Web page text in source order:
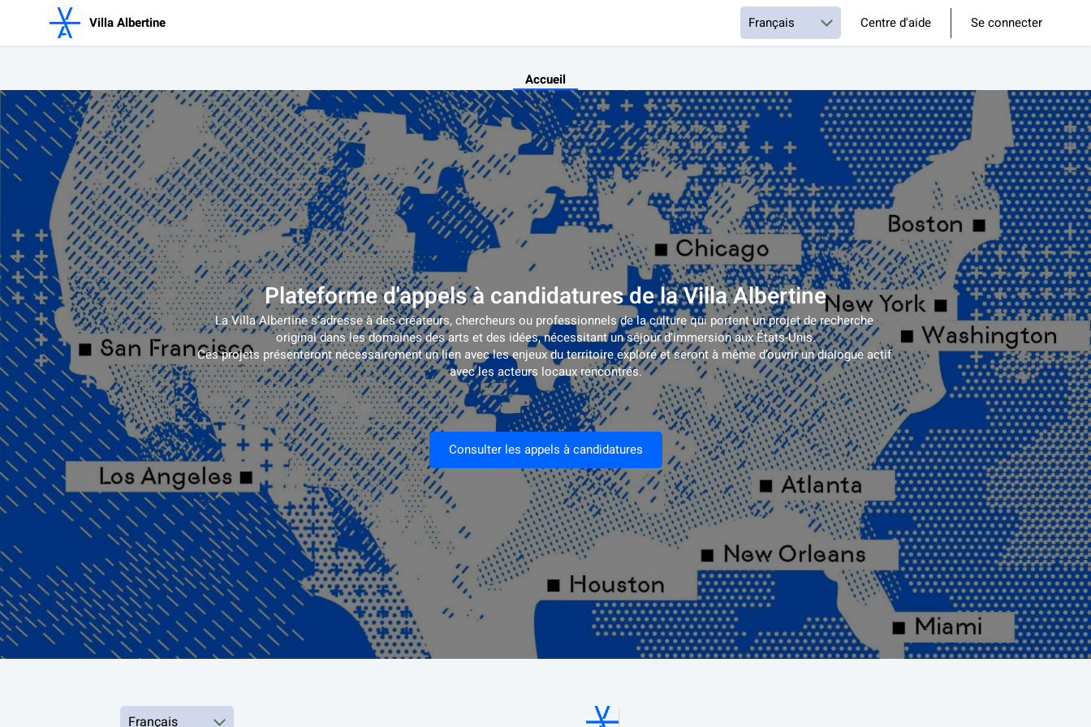
Villa Albertine Centre d'aide Se connecter
Accueil
Plateforme d'appels à candidatures de la Villa Albertine
La Villa Albertine s’adresse à des créateurs, chercheurs ou professionnels de la culture qui portent un projet de recherche
original dans les domaines des arts et des idées, nécessitant un séjour d’immersion aux États-Unis.
Ces projets présenteront nécessairement un lien avec les enjeux du territoire exploré et seront à même d’ouvrir un dialogue actif
avec les acteurs locaux rencontrés.
Consulter les appels à candidatures